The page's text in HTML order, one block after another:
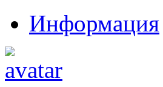
Информация